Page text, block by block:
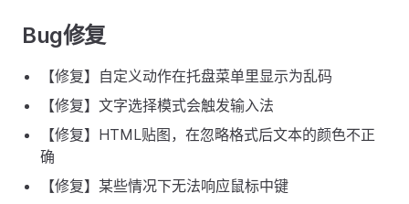
Bug修复
【修复】自定义动作在托盘菜单里显示为乱码
【修复】文字选择模式会触发输入法
【修复】HTML贴图，在忽略格式后文本的颜色不正
确
【修复】某些情况下无法响应鼠标中键